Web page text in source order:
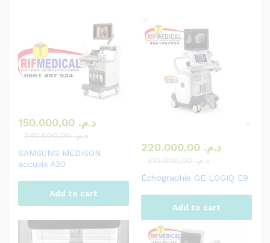
د.م.
د.م.240.000,00
SAMSUNG MEDISON
accuvix A30
Add to cart
د.م.
د.م.310.000,00
Échographie GE LOGIQ E9
Add to cart